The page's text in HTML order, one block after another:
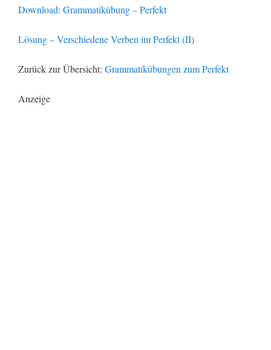
Download: Grammatikübung – Perfekt
Lösung – Verschiedene Verben im Perfekt (II)
Zurück zur Übersicht: Grammatikübungen zum Perfekt
Anzeige